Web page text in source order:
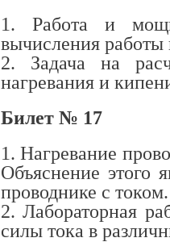
1. Работа и
вычисления
2. Задача на
нагревания и
Билет № 17
1. Нагревание
Объяснение этого
проводнике с током.
2. Лабораторная
силы тока в